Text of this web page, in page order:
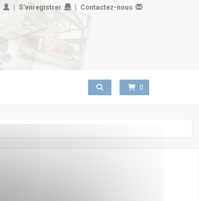
S'enregistrer Contactez-nous
0
Toggle search